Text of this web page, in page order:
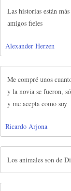
Las historias están
amigos fieles
Alexander Herzen
Me compré unos
y la novia se fueron,
y me acepta como soy
Ricardo Arjona